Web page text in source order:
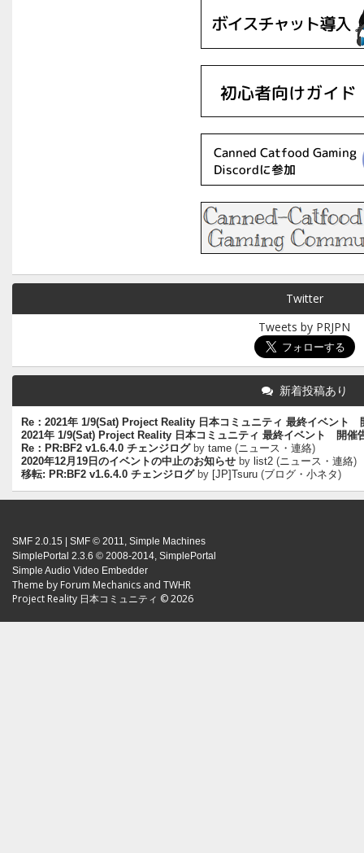
Twitter
Tweets by PRJPN
新着投稿あり
Re：2021年 1/9(Sat) Project Reality 日本コミュニティ 最終イベント
2021年 1/9(Sat) Project Reality 日本コミュニティ 最終イベント 開催
Re：PR:BF2 v1.6.4.0 チェンジログbytame (ニュース・連絡)
2020年12月19日のイベントの中止のお知らせ by list2 (ニュース・連絡)
移転: PR:BF2 v1.6.4.0 チェンジログby [JP]Tsuru (ブログ・小ネタ )
SMF 2.0.15 SMF © 2011, Simple Machines
SimplePortal 2.3.6 © 2008-2014, SimplePortal
Simple Audio Video Embedder
Theme by Forum Mechanics and TWHR
Project Reality 日本コミュニティ © 2026